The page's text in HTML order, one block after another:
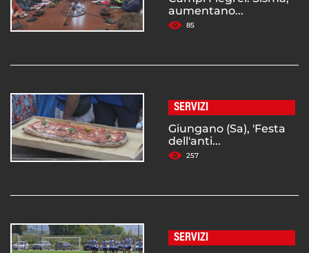
aumentano...
85
SERVIZI
Giungano (Sa), 'Festa
dell'anti...
257
SERVIZI